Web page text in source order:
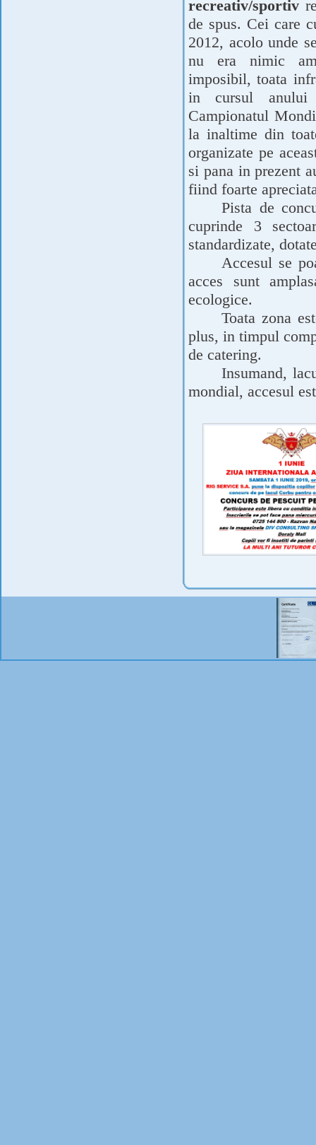
recreativ/sportiv
de spus. Cei care
2012, acolo unde
nu era nimic
imposibil, toata
in cursul anului
Campionatul
la inaltime din
organizate pe
si pana in prezent
fiind foarte
Pista de
cuprinde 3
standardizate,
Accesul se
acces sunt
ecologice.
Toata zona
plus, in timpul
de catering.
Insumand,
mondial, accesul